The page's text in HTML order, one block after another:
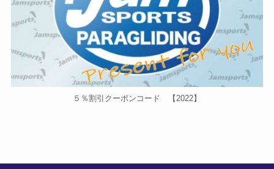
５％割引クーポンコード 【2022】